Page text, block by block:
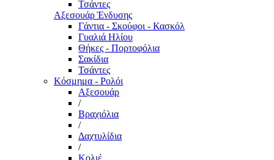
Τσάντες
Αξεσουάρ Ένδυσης
Γάντια - Σκούφοι - Κασκόλ
Γυαλιά Ηλίου
Θήκες - Πορτοφόλια
Σακίδια
Τσάντες
Κόσμημα - Ρολόι
Αξεσουάρ
/
Βραχιόλια
/
Δαχτυλίδια
/
Κολιέ